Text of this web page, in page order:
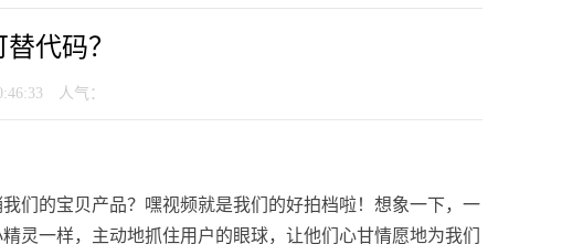
代码？
人气：
们的宝贝产品？嘿视频就是我们的好拍档啦！想象一下，一
灵一样，主动地抓住用户的眼球，让他们心甘情愿地为我们